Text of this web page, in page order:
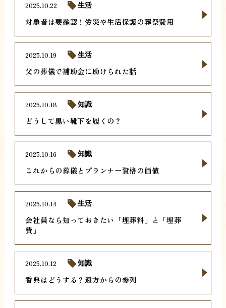
対象者は要確認！労災や生活保護の葬祭費用
2025.10.22 生活
父の葬儀で補助金に助けられた話
2025.10.19 生活
どうして黒い靴下を履くの？
2025.10.18 知識
これからの葬儀とプランナー資格の価値
2025.10.16 知識
会社員なら知っておきたい「埋葬料」と「埋葬
費」
2025.10.14 生活
香典はどうする？遠方からの参列
2025.10.12 知識